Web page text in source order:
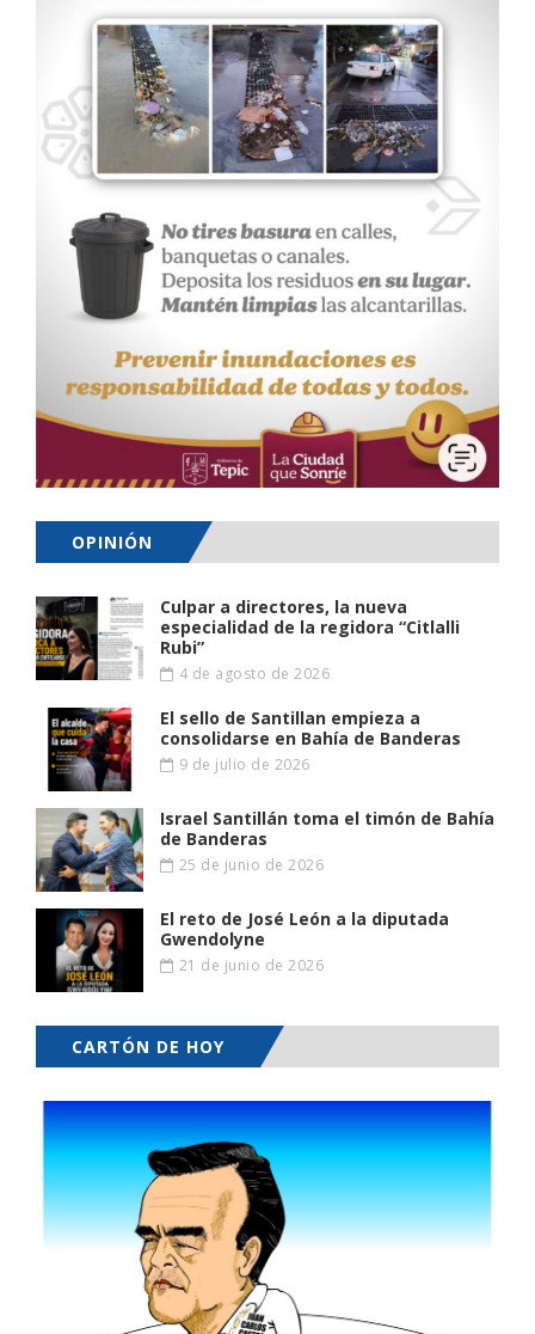
OPINIÓN
Culpar a directores, la nueva
especialidad de la regidora “Citlalli
Rubi”
4 de agosto de 2026
El sello de Santillan empieza a
consolidarse en Bahía de Banderas
9 de julio de 2026
Israel Santillán toma el timón de Bahía
de Banderas
25 de junio de 2026
El reto de José León a la diputada
Gwendolyne
21 de junio de 2026
CARTÓN DE HOY